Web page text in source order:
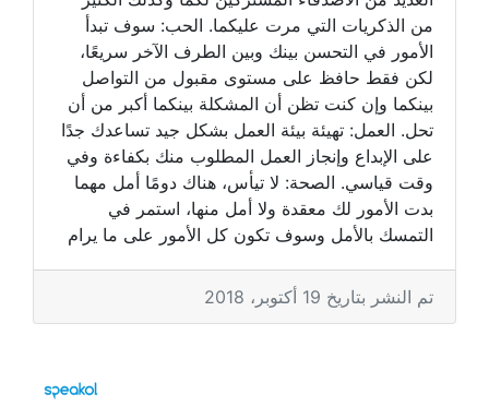
من الذكريات التي مرت عليكما. الحب: سوف تبدأ
الأمور في التحسن بينك وبين الطرف الآخر سريعًا،
لكن فقط حافظ على مستوى مقبول من التواصل
بينكما وإن كنت تظن أن المشكلة بينكما أكبر من أن
تحل. العمل: تهيئة بيئة العمل بشكل جيد تساعدك جدًا
على الإبداع وإنجاز العمل المطلوب منك بكفاءة وفي
وقت قياسي. الصحة: لا تيأس، هناك دومًا أمل مهما
بدت الأمور لك معقدة ولا أمل منها، استمر في
التمسك بالأمل وسوف تكون كل الأمور على ما يرام
تم النشر بتاريخ 19 أكتوبر، 2018